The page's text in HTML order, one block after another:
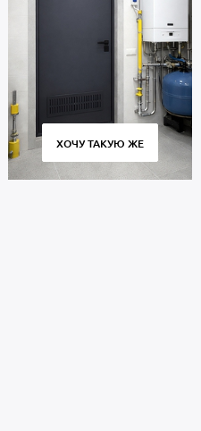
ХОЧУ ТАКУЮ ЖЕ